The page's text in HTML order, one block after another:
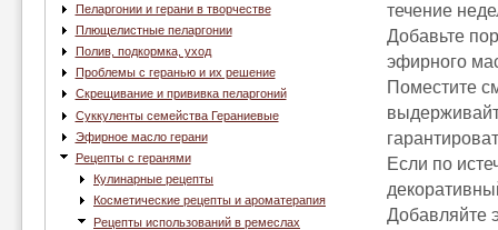
Пеларгонии и герани в творчестве
Плющелистные пеларгонии
Полив, подкормка, уход
Проблемы с геранью и их решение
Скрещивание и прививка пеларгоний
Суккуленты семейства Гераниевые
Эфирное масло герани
Рецепты с геранями
Кулинарные рецепты
Косметические рецепты и ароматерапия
Рецепты использований в ремеслах
течение
Добавьте
эфирного
Поместите
Если по
Добавляйте